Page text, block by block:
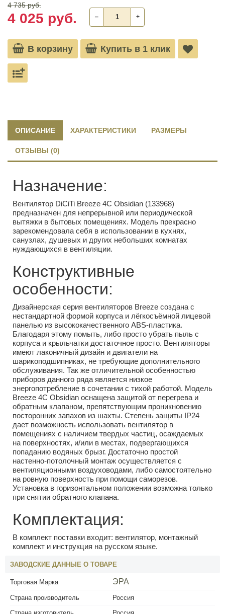
4 735 руб.
4 025 руб. ‒ +
В корзину Купить в 1 клик
ОПИСАНИЕ ХАРАКТЕРИСТИКИ РАЗМЕРЫ
ОТЗЫВЫ (0)
Назначение:
Вентилятор DiCiTi Breeze 4C Obsidian (133968)
предназначен для непрерывной или периодической
вытяжки в бытовых помещениях. Модель прекрасно
зарекомендовала себя в использовании в кухнях,
санузлах, душевых и других небольших комнатах
нуждающихся в вентиляции.
Конструктивные
особенности:
Дизайнерская серия вентиляторов Breeze создана с
нестандартной формой корпуса и лёгкосъёмной лицевой
панелью из высококачественного ABS-пластика.
Благодаря этому помыть, либо просто убрать пыль с
корпуса и крыльчатки достаточное просто. Вентиляторы
имеют лаконичный дизайн и двигатели на
шарикоподшипниках, не требующие дополнительного
обслуживания. Так же отличительной особенностью
приборов данного ряда является низкое
энергопотребление в сочетании с тихой работой. Модель
Breeze 4C Obsidian оснащена защитой от перегрева и
обратным клапаном, препятствующим проникновению
посторонних запахов из шахты. Степень защиты IP24
дает возможность использовать вентилятор в
помещениях с наличием твердых частиц, осаждаемых
на поверхностях, и/или в местах, подвергающихся
попаданию водяных брызг. Достаточно простой
настенно-потолочный монтаж осуществляется с
вентиляционными воздуховодами, либо самостоятельно
на ровную поверхность при помощи саморезов.
Установка в горизонтальном положении возможна только
при снятии обратного клапана.
Комплектация:
В комплект поставки входит: вентилятор, монтажный
комплект и инструкция на русском языке.
ЗАВОДСКИЕ ДАННЫЕ О ТОВАРЕ
Торговая Марка ЭРА
Страна производитель
Россия